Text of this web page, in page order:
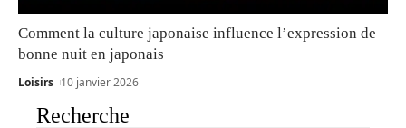
Comment la culture japonaise influence l’expression de
bonne nuit en japonais
Loisirs 10 janvier 2026
Recherche